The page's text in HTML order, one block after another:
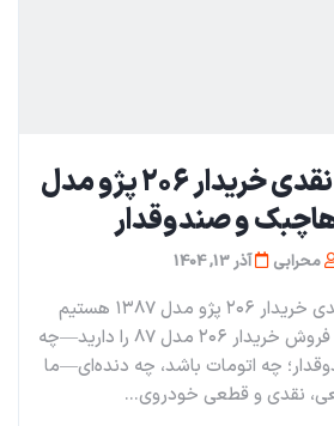
خریدار فوری و نقدی خریدار ۲۰۶ پژو مدل
محرابی آذر 13, 1404
✅ خریدار فوری و نقدی خریدار ۲۰۶ پژو مدل ۱۳۸۷ هستیم
۰۹۱۲۸۵۰۱۹۱۲ اگر قصد فروش خریدار ۲۰۶ مدل ۸۷ را دارید—چه
چه اتومات باشد، چه دنده‌ای—ما
نقدی و قطعی خودروی...